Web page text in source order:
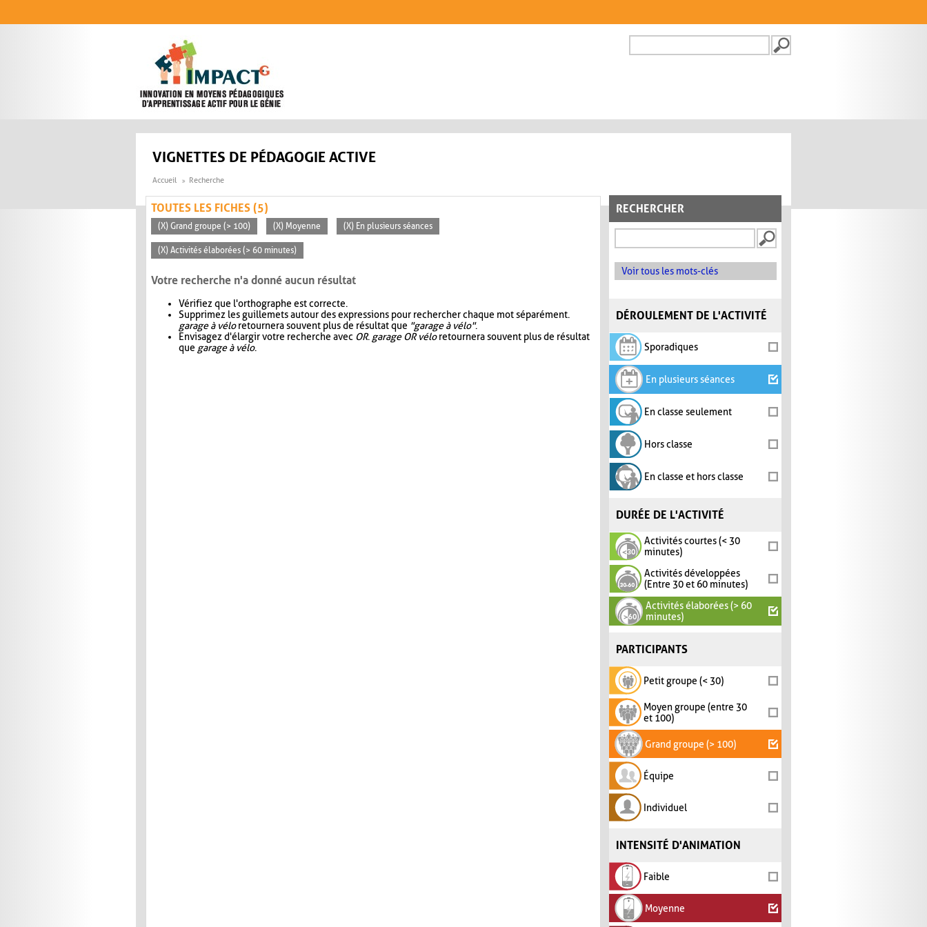
FORMULAIRE DE
VIGNETTES DE PÉDAGOGIE ACTIVE
Accueil Recherche
RECHERCHER
Voir tous les mots-clés
DÉROULEMENT DE L'ACTIVITÉ
Sporadiques
En plusieurs séances
En classe seulement
Hors classe
En classe et hors classe
DURÉE DE L'ACTIVITÉ
Activités courtes (< 30
minutes)
Activités développées
(Entre 30 et 60 minutes)
Activités élaborées (> 60
minutes)
PARTICIPANTS
Petit groupe (< 30)
Moyen groupe (entre 30
et 100)
Grand groupe (> 100)
Équipe
Individuel
INTENSITÉ D'ANIMATION
Faible
Moyenne
TOUTES LES FICHES (5)
(X) Grand groupe (> 100) (X) Moyenne (X) En plusieurs séances
(X) Activités élaborées (> 60 minutes)
Votre recherche n'a donné aucun résultat
Vérifiez que l'orthographe est correcte.
Supprimez les guillemets autour des expressions pour rechercher chaque mot séparément.
garage à véloretournera souvent plus de résultat que "garage à vélo".
Envisagez d'élargir votre recherche avec OR. garage OR véloretournera souvent plus de résultat
que garage à vélo.